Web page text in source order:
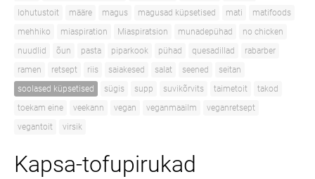
lohutustoit
määre magus magusad küpsetised mati
matifoods
mehhiko
miaspiration Miaspiratsion munadepühad
no chicken
nuudlid
õun pasta piparkook pühad quesadillad
rabarber
ramen
retsept riis saiakesed salat seened
seitan
soolased küpsetised
sügis supp suvikõrvits taimetoit
takod
toekam eine
veekann vegan veganmaailm
veganretsept
vegantoit
virsik
Kapsa-tofupirukad